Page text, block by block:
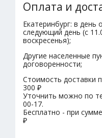
Оплата и
Екатеринбург: в день
следующий день (с
воскресенья);
Другие населенные
договоренности;
Стоимость доставки
300 ₽
Уточнить можно по
00-17.
Бесплатно - при
₽